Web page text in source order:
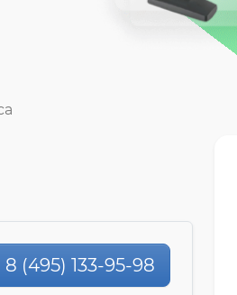
8 (495) 133-95-98